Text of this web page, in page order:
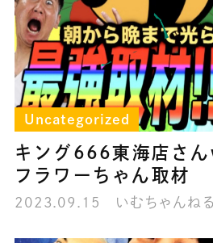
Uncategorized
キング666東海店さ
フラワーちゃん取材
2023.09.15 いむちゃんねる